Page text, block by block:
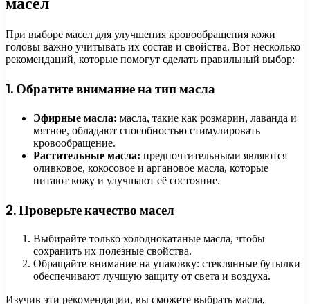
При выборе масел для улучшения кровообращения кожи
головы важно учитывать их состав и свойства. Вот несколько
рекомендаций, которые помогут сделать правильный выбор:
1. Обратите внимание на тип масла
Эфирные масла: масла, такие как розмарин, лаванда и
мятное, обладают способностью стимулировать
кровообращение.
Растительные масла: предпочтительными являются
оливковое, кокосовое и аргановое масла, которые
питают кожу и улучшают её состояние.
2. Проверьте качество масел
Выбирайте только холоднокатаные масла, чтобы
сохранить их полезные свойства.
Обращайте внимание на упаковку: стеклянные бутылки
обеспечивают лучшую защиту от света и воздуха.
Изучив эти рекомендации, вы сможете выбрать масла,